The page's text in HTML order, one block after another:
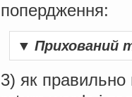
попердження:
▼ Прихований
3) як правильно